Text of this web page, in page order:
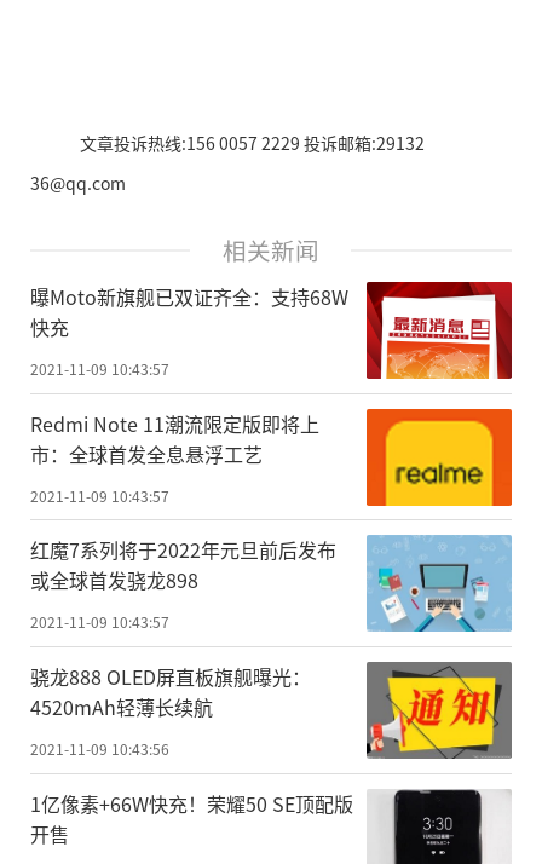
文章投诉热线:156 0057 2229 投诉邮箱:29132
36@qq.com
相关新闻
曝Moto新旗舰已双证齐全：支持68W
快充
2021-11-09 10:43:57
Redmi Note 11潮流限定版即将上
市：全球首发全息悬浮工艺
2021-11-09 10:43:57
红魔7系列将于2022年元旦前后发布
或全球首发骁龙898
2021-11-09 10:43:57
骁龙888 OLED屏直板旗舰曝光：
4520mAh轻薄长续航
2021-11-09 10:43:56
1亿像素+66W快充！荣耀50 SE顶配版
开售